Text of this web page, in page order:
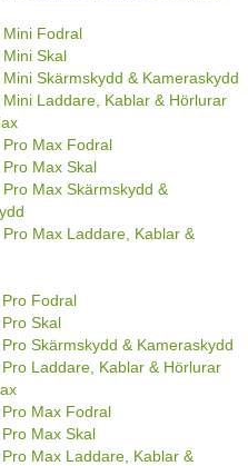
Fodral
Skal
Skärmskydd & Kameraskydd
Mini Laddare, Kablar & Hörlurar
Pro Max Fodral
Max Skal
Max Skärmskydd &
Max Laddare, Kablar &
Fodral
Skal
Skärmskydd & Kameraskydd
Laddare, Kablar & Hörlurar
Max Fodral
Max Skal
Max Laddare, Kablar &